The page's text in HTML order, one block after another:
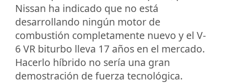
Nissan ha indicado que no está
desarrollando ningún motor de
combustión completamente nuevo y el V-
6 VR biturbo lleva 17 años en el mercado.
Hacerlo híbrido no sería una gran
demostración de fuerza tecnológica.